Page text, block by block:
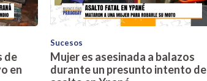
de
en
Sucesos
Mujer es asesinada a balazos
durante un presunto intento de